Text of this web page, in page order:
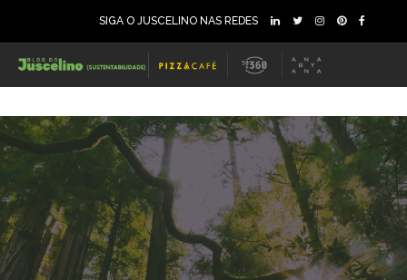
SIGA O JUSCELINO NAS REDES